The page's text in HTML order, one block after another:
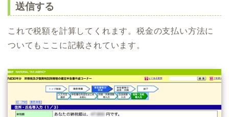
送信する
これで税額を計算してくれます。税金の支払い方法に
ついてもここに記載されています。